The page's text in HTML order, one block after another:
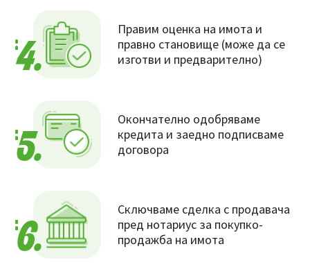
4.
Правим оценка на имота и
правно становище (може да се
изготви и предварително)
5.
Окончателно одобряваме
кредита и заедно подписваме
договора
6.
Сключваме сделка с продавача
пред нотариус за покупко-
продажба на имота